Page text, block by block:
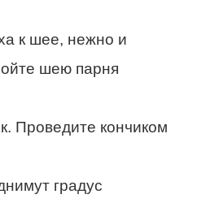
к шее, нежно и
шею парня
Проведите кончиком
градус